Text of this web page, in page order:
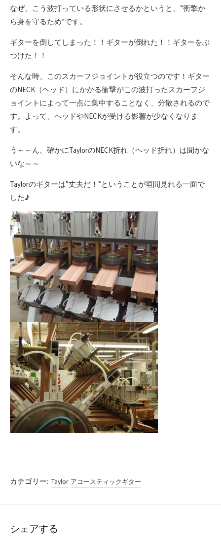
なぜ、こう波打っている形状にさせるかというと、”衝撃か
ら身を守るため”です。
ギターを倒してしまった！！ギターが倒れた！！ギターをぶ
つけた！！
そんな時、このスカーフジョイントが役立つのです！ギター
のNECK（ヘッド）にかかる衝撃がこの波打ったスカーフジ
ョイントによって一点に集中することなく、分散されるので
す。よって、ヘッドやNECKが受ける影響が少なくなりま
す。
う～～ん、確かにTaylorのNECK折れ（ヘッド折れ）は聞かな
いな～～
Taylorのギターは”丈夫だ！”ということが垣間見れる一面で
した♪
カテゴリー: Taylor アコースティックギター
シェアする